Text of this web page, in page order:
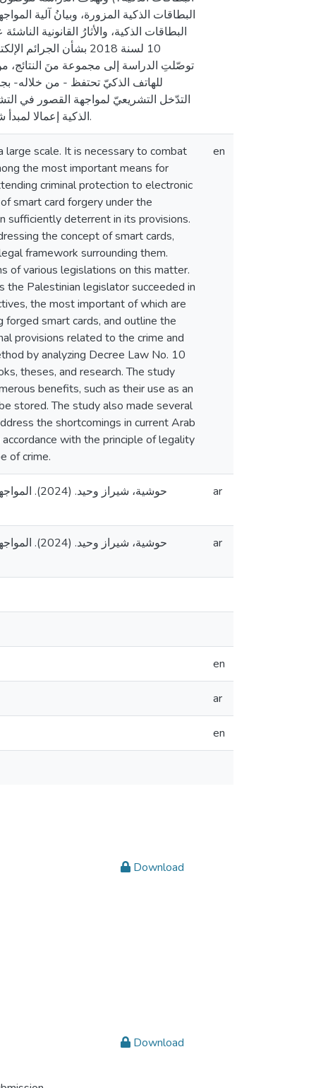
البطاقات الذكية المزورة، وبيانُ آلية
البطاقات الذكية، والأثارُ القانونية
10 لسنة 2018 بشأن
توصّلتِ الدراسة إلى مجموعة منَ النتائج،
للهاتف الذكيّ تحتفظ - من خلاله-
التدّخل التشريعيّ لمواجهة القصور في
الذكية إعمالا لمبدأ شرعّية الجرائم والعقوبات حتّى نصلَ إلى إقامةٍ بنيةٍ قانونيةٍ للتصدّي لمثل هذا النوع منَ الجرائم.
large scale. It is necessary to combat
the most important means for
criminal protection to electronic
smart card forgery under the
sufficiently deterrent in its provisions.
the concept of smart cards,
framework surrounding them.
of various legislations on this matter.
the Palestinian legislator succeeded in
the most important of which are
smart cards, and outline the
provisions related to the crime and
by analyzing Decree Law No. 10
theses, and research. The study
benefits, such as their use as an
stored. The study also made several
the shortcomings in current Arab
with the principle of legality
of crime.
en
حوشية،
ar
حوشية،
ar
en
ar
en
Download
Download